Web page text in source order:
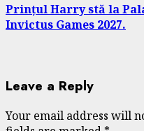
Prințul Harry stă la
Invictus Games 2027.
Leave a Reply
Your email address will